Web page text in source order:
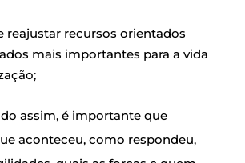
reajustar recursos orientados
mais importantes para a vida
assim, é importante que
aconteceu, como respondeu,